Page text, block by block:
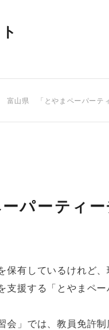
富山県 「とやまペーパーテ
パーティー
保有しているけれど
援する「とやまペ
会」では、教員免許